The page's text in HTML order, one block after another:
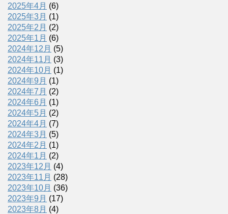
2025年4月 (6)
2025年3月 (1)
2025年2月 (2)
2025年1月 (6)
2024年12月 (5)
2024年11月 (3)
2024年10月 (1)
2024年9月 (1)
2024年7月 (2)
2024年6月 (1)
2024年5月 (2)
2024年4月 (7)
2024年3月 (5)
2024年2月 (1)
2024年1月 (2)
2023年12月 (4)
2023年11月 (28)
2023年10月 (36)
2023年9月 (17)
2023年8月 (4)